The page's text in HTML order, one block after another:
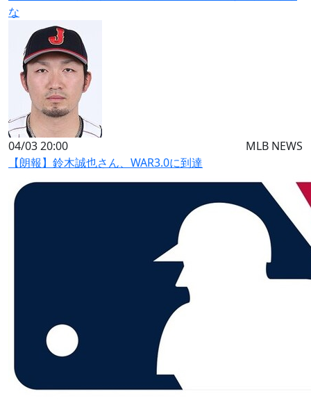
な
04/03 20:00
MLB NEWS
【朗報】鈴木誠也さん、WAR3.0に到達